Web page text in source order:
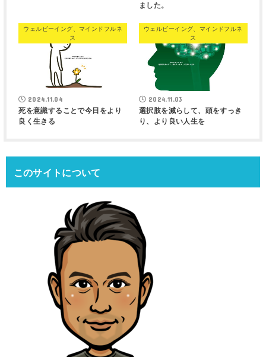
ました。
ウェルビーイング、マインドフルネ
ス
2024.11.04
死を意識することで今日をより
良く生きる
ウェルビーイング、マインドフルネ
ス
2024.11.03
選択肢を減らして、頭をすっき
り、より良い人生を
このサイトについて